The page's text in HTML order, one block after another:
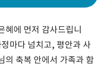
혜에 먼저 감사드립니
마다 넘치고, 평안과 사
의 축복 안에서 가족과 함